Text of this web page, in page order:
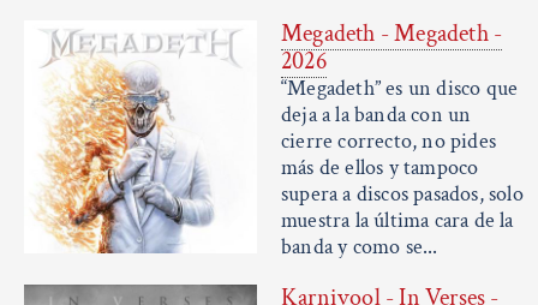
Megadeth - Megadeth -
2026
“Megadeth” es un disco que
deja a la banda con un
cierre correcto, no pides
más de ellos y tampoco
supera a discos pasados, solo
muestra la última cara de la
banda y como se...
Karnivool - In Verses -